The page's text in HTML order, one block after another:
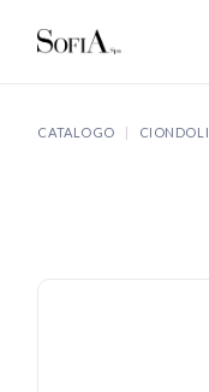
CATALOGO CIONDOLI